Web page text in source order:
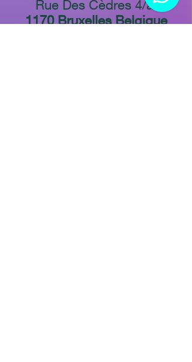
Rue Des Cèdres 4/a
1170 Bruxelles Belgique